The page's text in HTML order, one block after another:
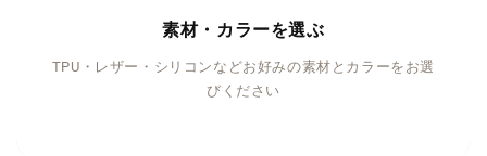
素材・カラーを選ぶ
TPU・レザー・シリコンなどお好みの素材とカラーをお選
びください